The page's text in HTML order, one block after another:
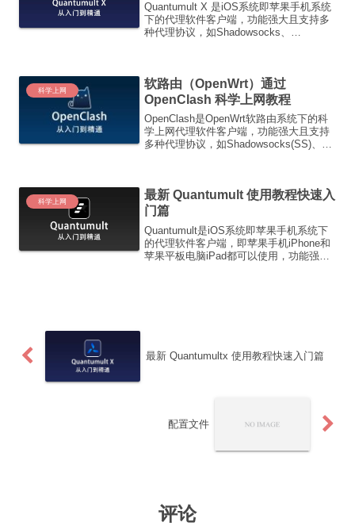
Quantumult X 是iOS系统即苹果手机系统
下的代理软件客户端，功能强大且支持多
种代理协议，如Shadowsocks、
科学上网
软路由（OpenWrt）通过
OpenClash 科学上网教程
OpenClash是OpenWrt软路由系统下的科
学上网代理软件客户端，功能强大且支持
多种代理协议，如Shadowsocks(SS)、
科学上网
最新 Quantumult 使用教程快速入
门篇
Quantumult是iOS系统即苹果手机系统下
的代理软件客户端，即苹果手机iPhone和
苹果平板电脑iPad都可以使用，功能强大
最新 Quantumultx 使用教程快速入门篇
配置文件
评论